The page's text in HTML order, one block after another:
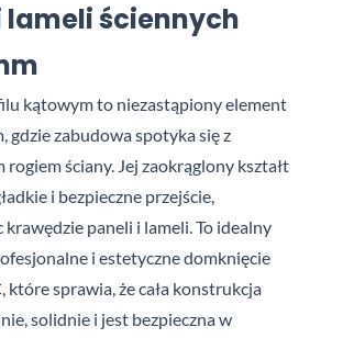
lameli ściennych
kątowym to niezastąpiony element
gdzie zabudowa spotyka się z
ściany. Jej zaokrąglony kształt
i bezpieczne przejście,
paneli i lameli. To idealny
i estetyczne domknięcie
które sprawia, że cała konstrukcja
solidnie i jest bezpieczna w